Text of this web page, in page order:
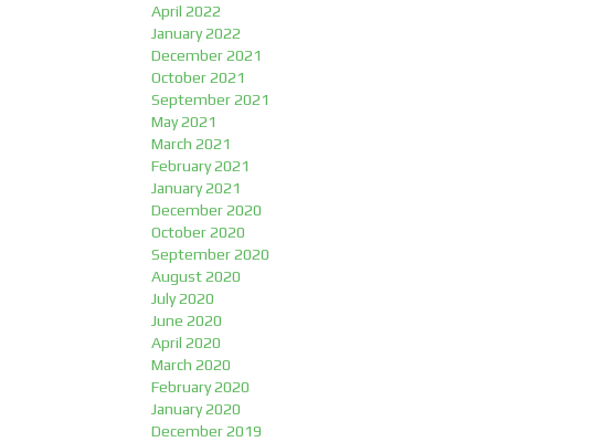
April 2022
January 2022
December 2021
October 2021
September 2021
May 2021
March 2021
February 2021
January 2021
December 2020
October 2020
September 2020
August 2020
July 2020
June 2020
April 2020
March 2020
February 2020
January 2020
December 2019